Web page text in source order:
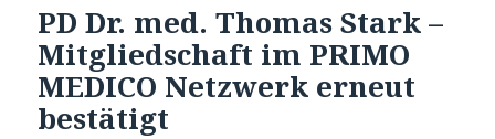
PD Dr. med. Thomas Stark –
Mitgliedschaft im PRIMO
MEDICO Netzwerk erneut
bestätigt